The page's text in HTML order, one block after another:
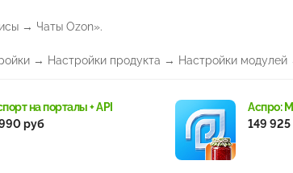
→ Чаты Ozon».
→ Настройки продукта → Настройки модулей
на порталы + API
руб
Аспро:
149